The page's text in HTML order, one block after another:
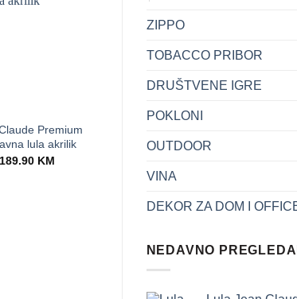
ZIPPO
TOBACCO PRIBOR
DRUŠTVENE IGRE
POKLONI
OUTDOOR
VINA
DEKOR ZA DOM I
NEDAVNO
Premium
lula akrilik
189.90 KM
ASSORTMENT I